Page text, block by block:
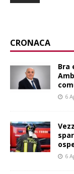
CRONACA
Bra
6
6